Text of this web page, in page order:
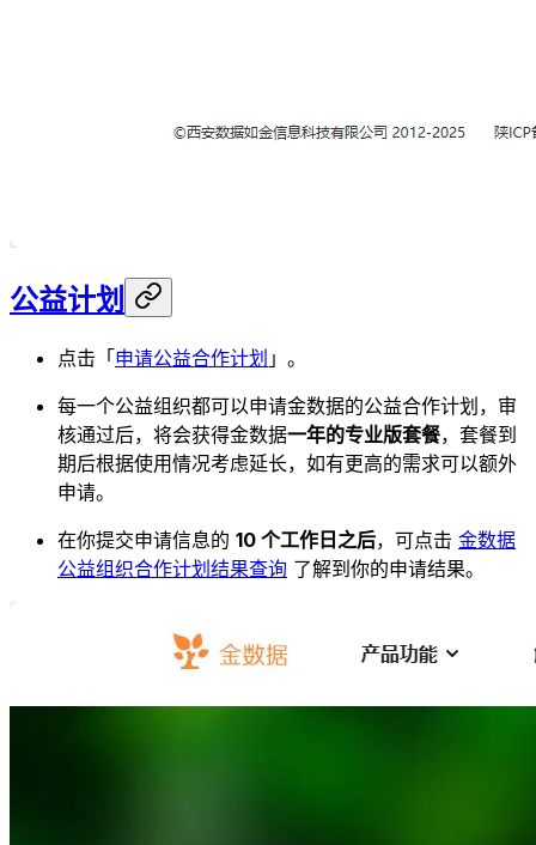
公益计划
点击「申请公益合作计划 」。
每一个公益组织都可以申请金数据的公益合作计划，审
核通过后，将会获得金数据一年的专业版套餐，套餐到
期后根据使用情况考虑延长，如有更高的需求可以额外
申请。
在你提交申请信息的 10 个工作日之后，可点击 金数据
公益组织合作计划结果查询 了解到你的申请结果。